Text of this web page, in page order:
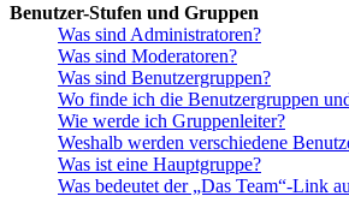
Benutzer-Stufen und Gruppen
Was sind Administratoren?
Was sind Moderatoren?
Was sind Benutzergruppen?
Wo finde ich die Benutzergruppen
Wie werde ich Gruppenleiter?
Weshalb werden verschiedene
Was ist eine Hauptgruppe?
Was bedeutet der „Das Team“-Link